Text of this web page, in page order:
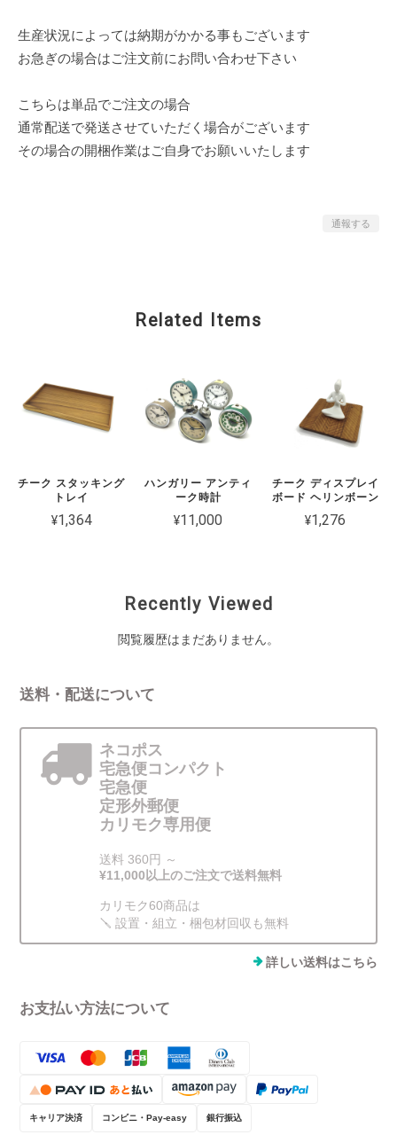
生産状況によっては納期がかかる事もございます
お急ぎの場合はご注文前にお問い合わせ下さい
こちらは単品でご注文の場合
通常配送で発送させていただく場合がございます
その場合の開梱作業はご自身でお願いいたします
通報する
Related Items
チーク スタッキング
トレイ
¥1,364
ハンガリー アンティ
ーク時計
¥11,000
チーク ディスプレイ
ボード ヘリンボーン
¥1,276
Recently Viewed
閲覧履歴はまだありません。
送料・配送について
ネコポス
宅急便コンパクト
宅急便
定形外郵便
カリモク専用便
送料 360円 ～
¥11,000以上のご注文で送料無料
カリモク60商品は
🪛 設置・組立・梱包材回収も無料
詳しい送料はこちら
お支払い方法について
キャリア決済 コンビニ・Pay-easy 銀行振込